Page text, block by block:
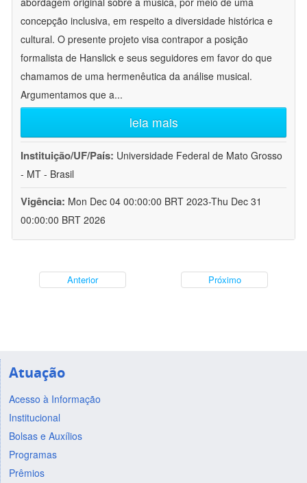
concepção inclusiva, em respeito a diversidade histórica e
cultural. O presente projeto visa contrapor a posição
formalista de Hanslick e seus seguidores em favor do que
chamamos de uma hermenêutica da análise musical.
Argumentamos que a...
leia mais
Instituição/UF/País: Universidade Federal de Mato Grosso
- MT - Brasil
Vigência: Mon Dec 04 00:00:00 BRT 2023-Thu Dec 31
00:00:00 BRT 2026
Anterior Próximo
Atuação
Acesso à Informação
Institucional
Bolsas e Auxílios
Programas
Prêmios